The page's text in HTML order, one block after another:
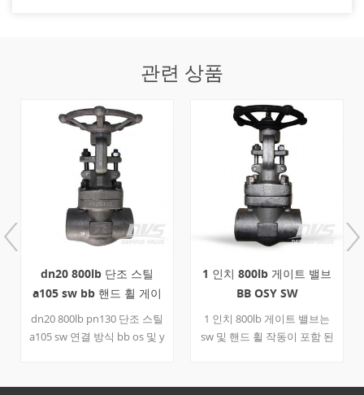
관련 상품
1 인치 800lb 게이트 밸브
BB OSY SW
1 인치 800lb 게이트 밸브는
sw 및 핸드 휠 작동이 포함 된
이트 밸브는 볼트로 고정 된
구멍 단조 게이트 밸브, 용
접 된 보닛, 일체형 플랜지
중국 용접 보닛 게이트 밸브
생산자가 제작 된 보어 단조
보닛, 일체형 플랜지.